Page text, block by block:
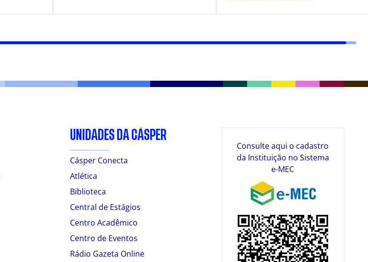
UNIDADES DA CÁSPER
Cásper Conecta
Atlética
Biblioteca
Central de Estágios
Centro Acadêmico
Centro de Eventos
Rádio Gazeta Online
Consulte aqui o cadastro
da Instituição no Sistema
e-MEC